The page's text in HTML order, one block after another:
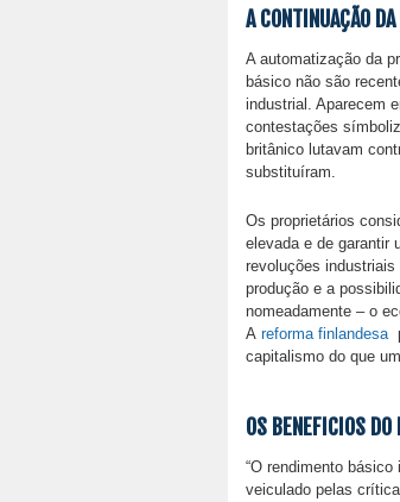
A CONTINUAÇÃO
A automatização da
básico não são
industrial. Aparecem
contestações
britânico lutavam
substituíram.
Os proprietários
elevada e de garantir
revoluções
produção e a
nomeadamente – o
A reforma finlandesa
capitalismo do que
OS BENEFICIOS
“O rendimento
veiculado pelas